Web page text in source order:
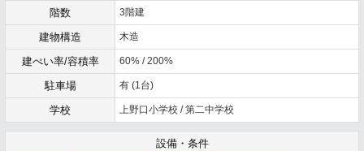
階数 3階建
建物構造 木造
建ぺい率/容積率 60% / 200%
駐車場 有 (1台)
学校 上野口小学校 / 第二中学校
設備・条件